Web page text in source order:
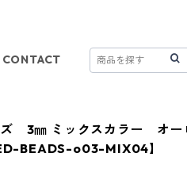
CONTACT
ズ 3㎜ ミックスカラー オ
BEADS-o03-MIX04】